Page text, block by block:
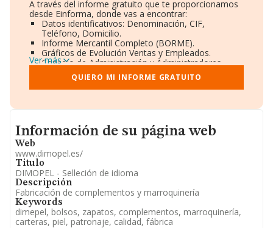
A través del informe gratuito que te proporcionamos
desde Einforma, donde vas a encontrar:
Datos identificativos: Denominación, CIF,
Teléfono, Domicilio.
Informe Mercantil Completo (BORME).
Gráficos de Evolución Ventas y Empleados.
Consejo de Administración y Administradores.
Directivos y Ejecutivos.
Accionistas.
Participaciones y Vinculaciones en otras empresas.
Información oficial y registral complementaria.
Ver más
QUIERO MI INFORME GRATUITO
Informacion de su página web
Información de su página web
Web
www.dimopel.es/
Titulo
DIMOPEL - Selleción de idioma
Descripción
Fabricación de complementos y marroquinería
Keywords
dimepel, bolsos, zapatos, complementos, marroquinería,
carteras, piel, patronaje, calidad, fábrica